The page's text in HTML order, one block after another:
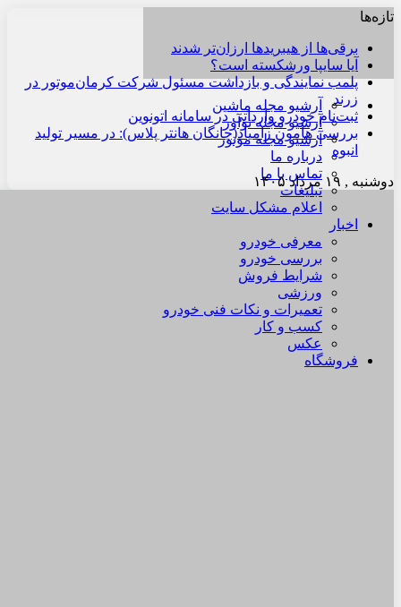
آرشیو مجله ماشین
آرشیو مجله نوآور
آرشیو مجله موتور
درباره ما
تماس با ما
تبلیغات
اعلام مشکل سایت
اخبار
معرفی خودرو
بررسی خودرو
شرایط فروش
ورزشی
تعمیرات و نکات فنی خودرو
کسب و کار
عکس
فروشگاه
تازه‌ها
برقی‌ها از هیبریدها ارزان‌تر شدند
آیا سایپا ورشکسته است؟
پلمب نمایندگی و بازداشت مسئول شرکت کرمان‌موتور در
زرند
ثبت‌نام خودرو وارداتی در سامانه اتونوین
بررسی هامون زامیاد(چانگان هانتر پلاس): در مسیر تولید
انبوه
دوشنبه , ۱۹ مرداد ۱۴۰۵